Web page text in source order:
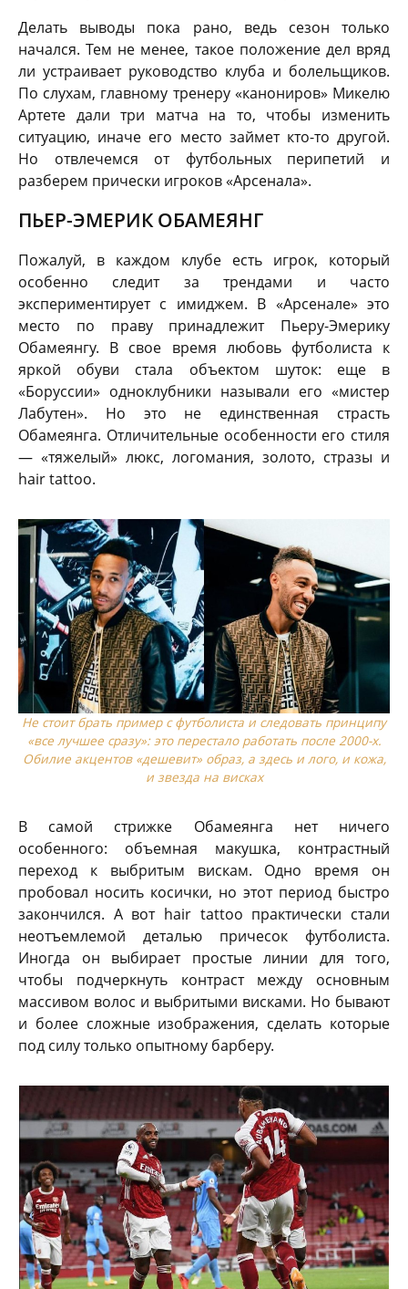
Делать выводы пока рано, ведь сезон только
начался. Тем не менее, такое положение дел вряд
ли устраивает руководство клуба и болельщиков.
По слухам, главному тренеру «канониров» Микелю
Артете дали три матча на то, чтобы изменить
ситуацию, иначе его место займет кто-то другой.
Но отвлечемся от футбольных перипетий и
разберем прически игроков «Арсенала».
ПЬЕР-ЭМЕРИК ОБАМЕЯНГ
Пожалуй, в каждом клубе есть игрок, который
особенно следит за трендами и часто
экспериментирует с имиджем. В «Арсенале» это
место по праву принадлежит Пьеру-Эмерику
Обамеянгу. В свое время любовь футболиста к
яркой обуви стала объектом шуток: еще в
«Боруссии» одноклубники называли его «мистер
Лабутен». Но это не единственная страсть
Обамеянга. Отличительные особенности его стиля
— «тяжелый» люкс, логомания, золото, стразы и
hair tattoo.
Не стоит брать пример с футболиста и следовать принципу
«все лучшее сразу»: это перестало работать после 2000-х.
Обилие акцентов «дешевит» образ, а здесь и лого, и кожа,
и звезда на висках
В самой стрижке Обамеянга нет ничего
особенного: объемная макушка, контрастный
переход к выбритым вискам. Одно время он
пробовал носить косички, но этот период быстро
закончился. А вот hair tattoo практически стали
неотъемлемой деталью причесок футболиста.
Иногда он выбирает простые линии для того,
чтобы подчеркнуть контраст между основным
массивом волос и выбритыми висками. Но бывают
и более сложные изображения, сделать которые
под силу только опытному барберу.